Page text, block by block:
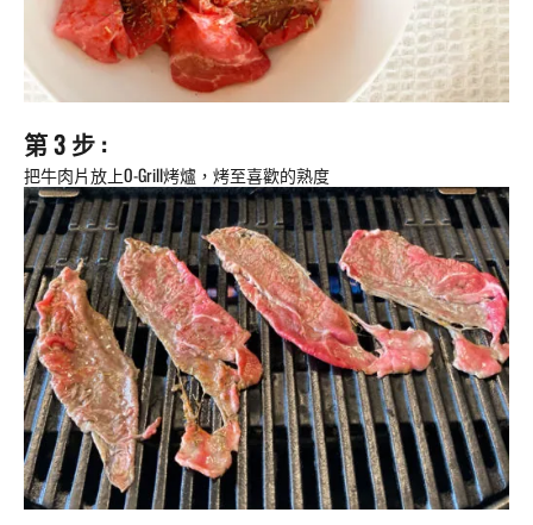
第 3 步 :
把牛肉片放上O-Grill烤爐，烤至喜歡的熟度